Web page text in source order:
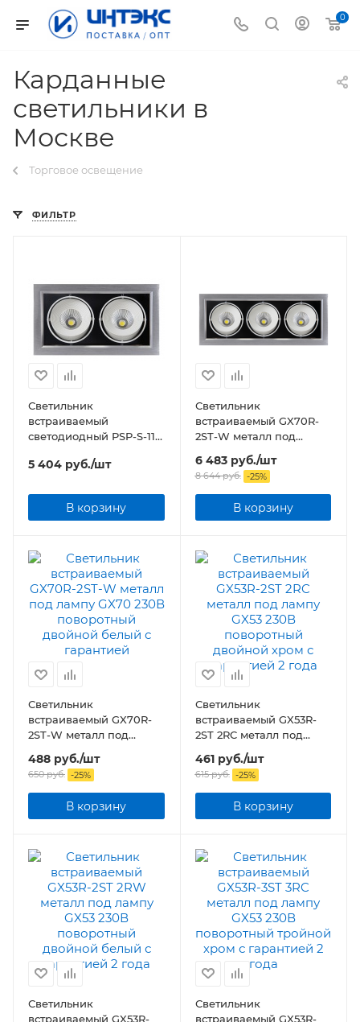
0
Карданные
светильники в
Москве
Торговое освещение
ФИЛЬТР
Светильник
встраиваемый
светодиодный PSP-S-112
Карданный IP40
5 404 руб./шт
В корзину
Светильник
встраиваемый GX70R-
2ST-W металл под
лампу GX70 230В
поворотный двойной
белый
6 483руб./шт
8 644руб. -25%
В корзину
Светильник
встраиваемый GX70R-
2ST-W металл под
лампу GX70 230В
поворотный двойной
белый
488 руб./шт
650руб. -25%
В корзину
Светильник
встраиваемый GX53R-
2ST 2RC металл под
лампу GX53 230В
поворотный двойной
хром
461руб./шт
615руб. -25%
В корзину
Светильник
встраиваемый GX53R-
Светильник
встраиваемый GX53R-